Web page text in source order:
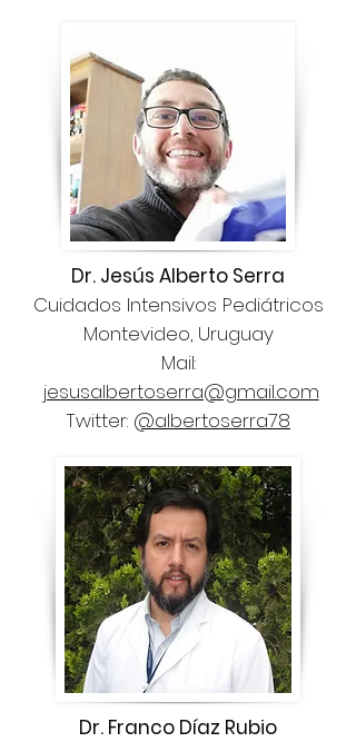
Dr. Jesús Alberto Serra
Cuidados Intensivos Pediátricos
Montevideo, Uruguay
Mail:
jesusalbertoserra@gmail.com
Twitter: @albertoserra78
Dr. Franco Díaz Rubio